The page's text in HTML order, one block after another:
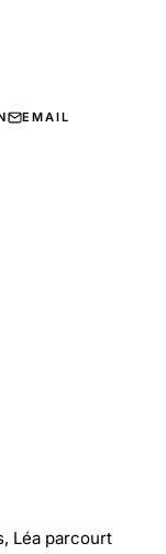
EMAIL
Léa parcourt